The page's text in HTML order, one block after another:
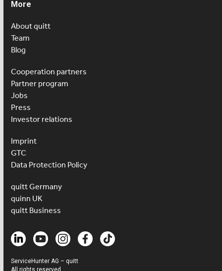
More
About quitt
Team
Blog
Cooperation partners
Partner program
Jobs
Press
Investor relations
Imprint
GTC
Data Protection Policy
quitt Germany
quinn UK
quitt Business
ServiceHunter AG – quitt
All rights reserved